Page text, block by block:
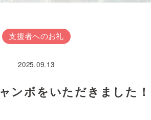
支援者へのお礼
2025.09.13
ンボをいただきました